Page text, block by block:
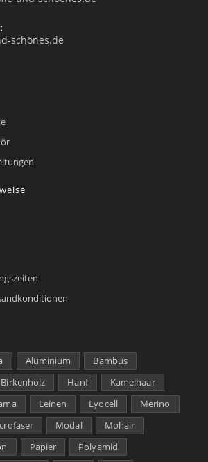
schönes.de
Aluminium
Bambus
Birkenholz Hanf
Kamelhaar
Leinen Lyocell
Merino
Modal
Mohair
Papier
Polyamid